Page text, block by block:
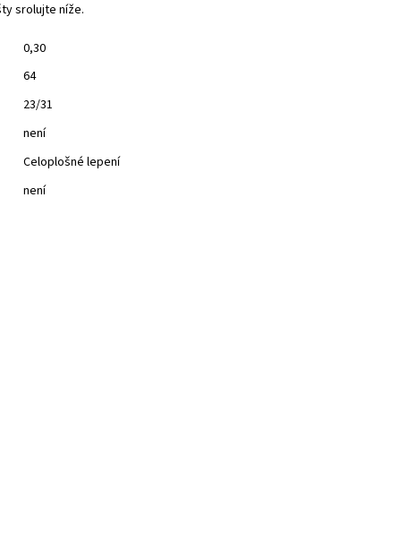
srolujte níže.
0,30
64
23/31
není
Celoplošné lepení
není